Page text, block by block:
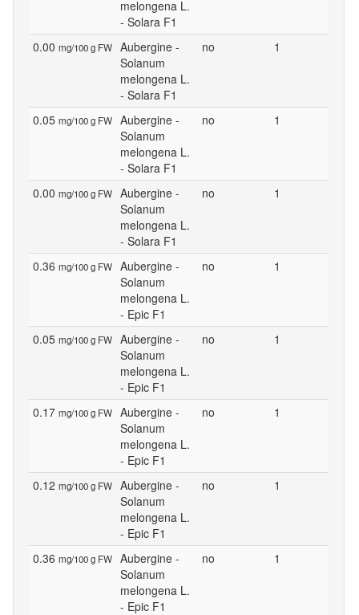
melongena L.
- Solara F1
0.00 mg/100 g FW
Aubergine -
Solanum
melongena L.
- Solara F1
no 1
0.05 mg/100 g FW
Aubergine -
Solanum
melongena L.
- Solara F1
no 1
0.00 mg/100 g FW
Aubergine -
Solanum
melongena L.
- Solara F1
no 1
0.36 mg/100 g FW
Aubergine -
Solanum
melongena L.
- Epic F1
no 1
0.05 mg/100 g FW
Aubergine -
Solanum
melongena L.
- Epic F1
no 1
0.17 mg/100 g FW
Aubergine -
Solanum
melongena L.
- Epic F1
no 1
0.12 mg/100 g FW
Aubergine -
Solanum
melongena L.
- Epic F1
no 1
0.36 mg/100 g FW
Aubergine -
Solanum
melongena L.
- Epic F1
no 1